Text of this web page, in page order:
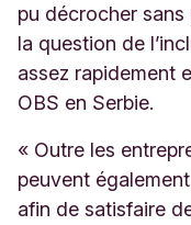
pu décrocher
la question de
assez rapidement
OBS en Serbie.
« Outre les
peuvent
afin de satisfaire